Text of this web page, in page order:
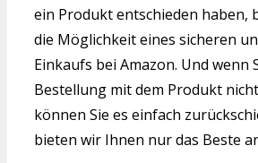
ein Produkt entschieden haben,
die Möglichkeit eines sicheren
Einkaufs bei Amazon. Und wenn
Bestellung mit dem Produkt
können Sie es einfach
bieten wir Ihnen nur das Beste